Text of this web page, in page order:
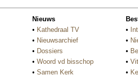
Nieuws
• Kathedraal TV
• Nieuwsarchief
• Dossiers
• Woord vd bisschop
• Samen Kerk
•
•
•
•
•